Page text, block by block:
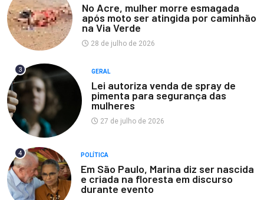
No Acre, mulher morre esmagada
após moto ser atingida por caminhão
na Via Verde
28 de julho de 2026
3 GERAL
Lei autoriza venda de spray de
pimenta para segurança das
mulheres
27 de julho de 2026
4 POLÍTICA
Em São Paulo, Marina diz ser nascida
e criada na floresta em discurso
durante evento